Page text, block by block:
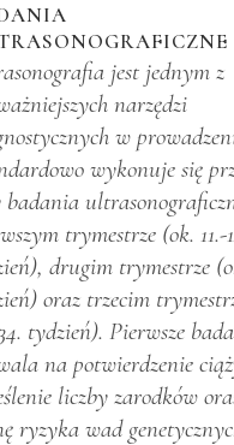
jest jednym z
narzędzi
w
wykonuje się
trymestrze (ok. 11.-
drugim trymestrze
oraz trzecim
tydzień). Pierwsze
na potwierdzenie
liczby zarodków
ryzyka wad